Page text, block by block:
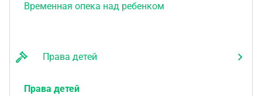
Временная опека над ребенком
Права детей
Права детей